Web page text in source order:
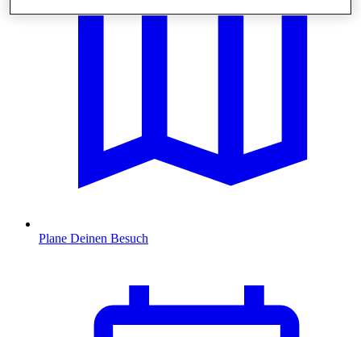
Plane Deinen Besuch